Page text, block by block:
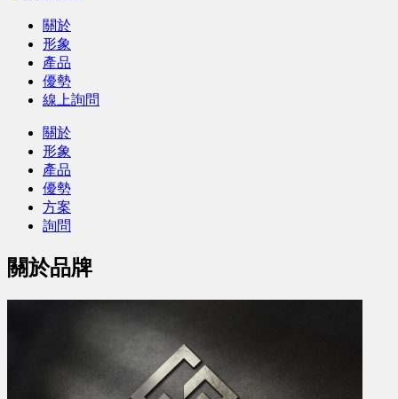
關於
形象
產品
優勢
線上詢問
關於
形象
產品
優勢
方案
詢問
關於品牌